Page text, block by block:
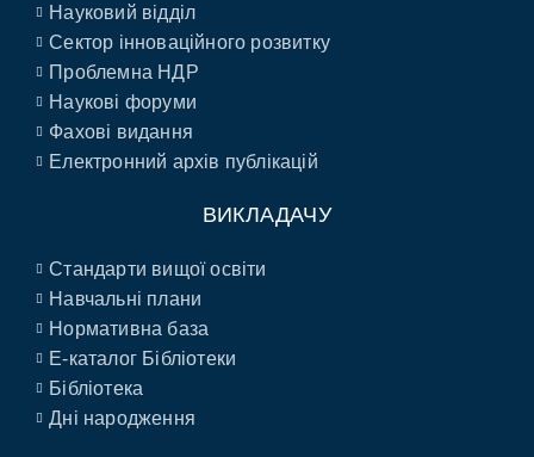
Науковий відділ
Сектор інноваційного розвитку
Проблемна НДР
Наукові форуми
Фахові видання
Електронний архів публікацій
ВИКЛАДАЧУ
Стандарти вищої освіти
Навчальні плани
Нормативна база
E-каталог Бібліотеки
Бібліотека
Дні народження